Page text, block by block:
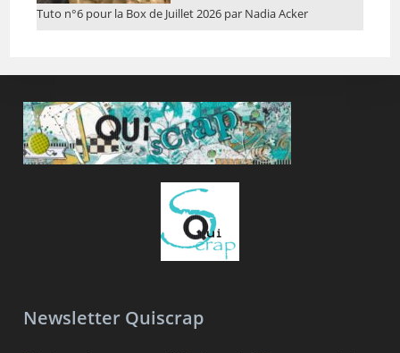
Tuto n°6 pour la Box de Juillet 2026 par Nadia Acker
Newsletter Quiscrap